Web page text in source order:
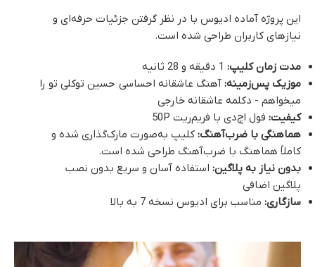
این پروژه آماده ادیوس با در نظر گرفتن جزئیات حرفه‌ای و
نیازهای کاربران طراحی شده است.
مدت زمان کلیپ:
موزیک پس‌زمینه: آهنگ عاشقانه احساسی حسین توکلی تو را
میخواهم - دکلمه عاشقانه خارجی
کیفیت: فول اچ‌دی با فریم‌ریت 50P
هماهنگی با ضرب‌آهنگ: کلیپ به‌صورت مارک‌گذاری شده و
کاملاً هماهنگ با ضرب‌آهنگ طراحی شده است.
بدون نیاز به پلاگین: استفاده آسان و سریع بدون نصب
پلاگین اضافی
سازگاری: مناسب برای ادیوس نسخه 7 به بالا